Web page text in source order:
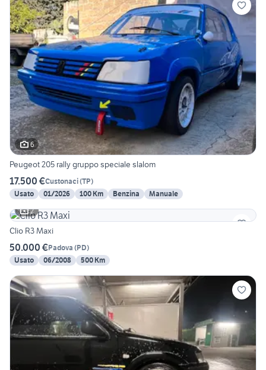
6
Peugeot 205 rally gruppo speciale slalom
17.500 €Custonaci(TP)
Usato
01/2026 100 Km Benzina
Manuale
2
Clio R3 Maxi
50.000 €Padova (PD)
Usato
06/2008 500 Km